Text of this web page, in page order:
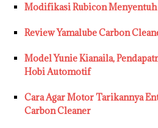
Modifikasi Rubicon Menyentuh
Review Yamalube Carbon
Model Yunie Kianaila,
Hobi Automotif
Cara Agar Motor Tarikannya
Carbon Cleaner